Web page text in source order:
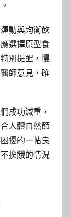
動與均衡飲
選擇原型食
別提醒，慢
師意見，確
成功減重，
人體自然節
擾的一帖良
挨餓的情況